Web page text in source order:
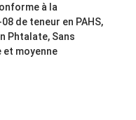
à la
de teneur en PAHS,
Phtalate, Sans
et moyenne